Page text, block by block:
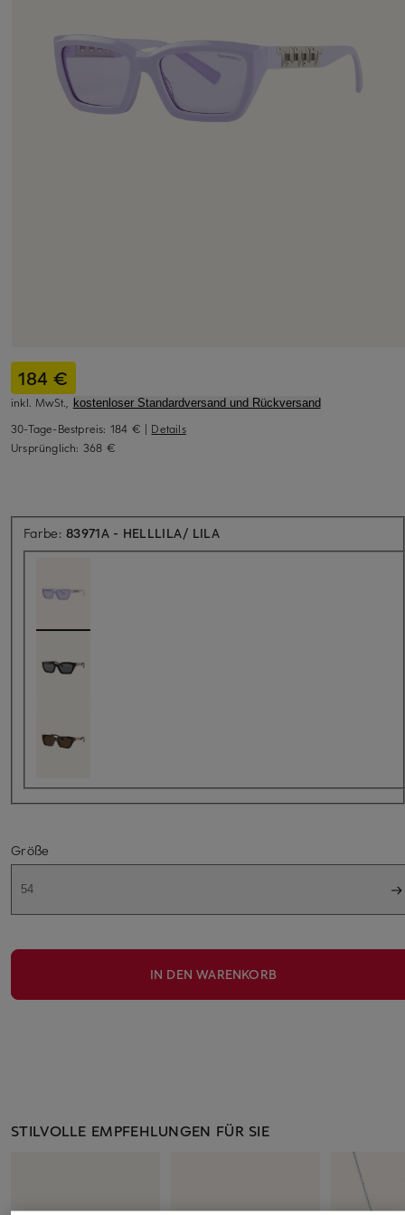
184 €
inkl. MwSt., kostenloser Standardversand und Rückversand
30-Tage-Bestpreis: 184 € | Details
Ursprünglich: 368 €
Farbe:83971A - HELLLILA/ LILA
Größe
54
IN DEN WARENKORB
STILVOLLE EMPFEHLUNGEN FÜR SIE